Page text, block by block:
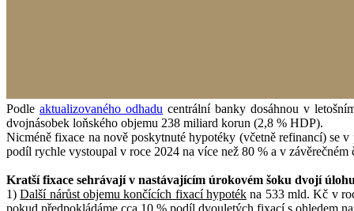
Podle aktualizovaného odhadu centrální banky dosáhnou v
dvojnásobek loňského objemu 238 miliard korun (2,8 % HDP).
Nicméně fixace na nově poskytnuté hypotéky (včetně refinancí) se
podíl rychle vystoupal v roce 2024 na více než 80 % a v
Kratší fixace sehrávají v nastávajícím úrokovém šoku dvojí
1)Další nárůst objemu končících fixací hypotékna 533 mld. Kč v
pokud předpokládáme cca 10 % podíl dvouletých fixací s ohledem